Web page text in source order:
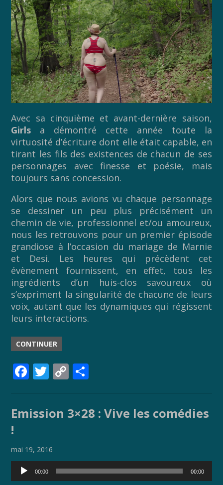
Avec sa cinquième et avant-dernière saison,
Girls a démontré cette année toute la
virtuosité d’écriture dont elle était capable, en
tirant les fils des existences de chacun de ses
personnages avec finesse et poésie, mais
toujours sans concession.
Alors que nous avions vu chaque personnage
se dessiner un peu plus précisément un
chemin de vie, professionnel et/ou amoureux,
nous les retrouvons pour un premier épisode
grandiose à l’occasion du mariage de Marnie
et Desi. Les heures qui précèdent cet
évènement fournissent, en effet, tous les
ingrédients d’un huis-clos savoureux où
s’expriment la singularité de chacune de leurs
voix, autant que les dynamiques qui régissent
leurs interactions.
CONTINUER
F
e
b
o
k
T
er
C
y
k
g
Emission 3×28 : Vive les comédies
!
mai 19, 2016
Lecteur
audio
00:00 00:00